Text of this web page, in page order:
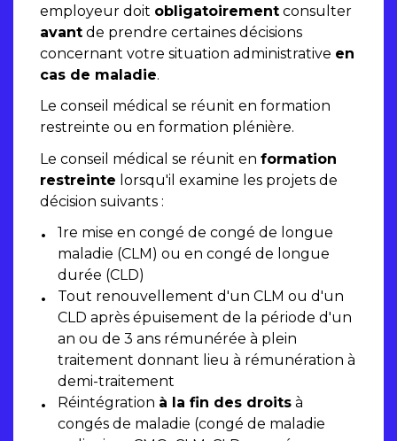
employeur doit obligatoirement consulter
avant de prendre certaines décisions
concernant votre situation administrative en
cas de maladie.
Le conseil médical se réunit en formation
restreinte ou en formation plénière.
Le conseil médical se réunit en formation
restreinte lorsqu'il examine les projets de
décision suivants :
1re mise en congé de congé de longue
maladie (CLM) ou en congé de longue
durée (CLD)
Tout renouvellement d'un CLM ou d'un
CLD après épuisement de la période d'un
an ou de 3 ans rémunérée à plein
traitement donnant lieu à rémunération à
demi-traitement
Réintégration à la fin des droits à
congés de maladie (congé de maladie